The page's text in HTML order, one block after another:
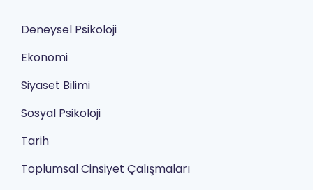
Deneysel Psikoloji
Ekonomi
Siyaset Bilimi
Sosyal Psikoloji
Tarih
Toplumsal Cinsiyet Çalışmaları